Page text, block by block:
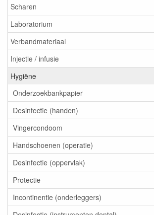
Scharen
Laboratorium
Verbandmateriaal
Injectie / infusie
Hygiëne
Onderzoekbankpapier
Desinfectie (handen)
Vingercondoom
Handschoenen (operatie)
Desinfectie (oppervlak)
Protectie
Incontinentie (onderleggers)